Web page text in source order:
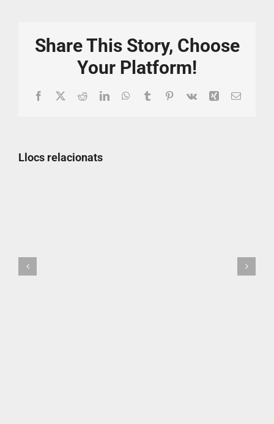
Share This Story, Choose
Your Platform!
Facebook
X RedditLinkedInWhatsApp
TumblrPinterest
Vk Xing Email:
Llocs relacionats